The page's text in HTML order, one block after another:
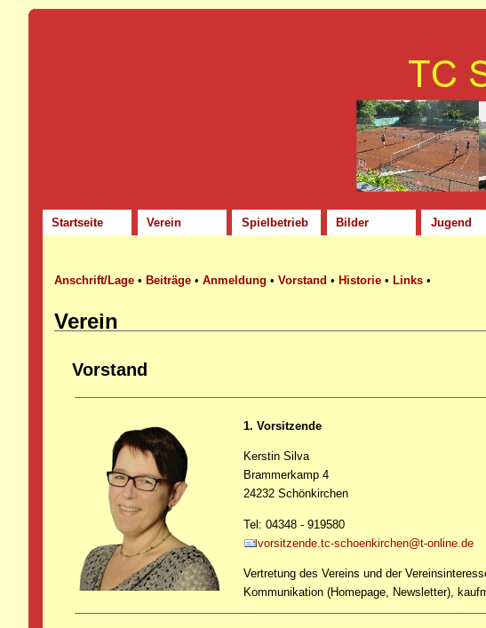
Startseite Verein Spielbetrieb Bilder Jugend
Anschrift/Lage • Beiträge •Anmeldung •Vorstand • Historie • Links •
Verein
Vorstand
1. Vorsitzende
Kerstin Silva
Brammerkamp 4
24232 Schönkirchen
Tel: 04348 - 919580
vorsitzende.tc-schoenkirchen@t-online.de
Vertretung des Vereins und der
Kommunikation (Homepage, Newsletter),